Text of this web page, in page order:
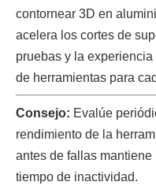
contornear 3D en
acelera los cortes de
pruebas y la
de herramientas para
Consejo: Evalúe
rendimiento de la
antes de fallas
tiempo de inactividad.